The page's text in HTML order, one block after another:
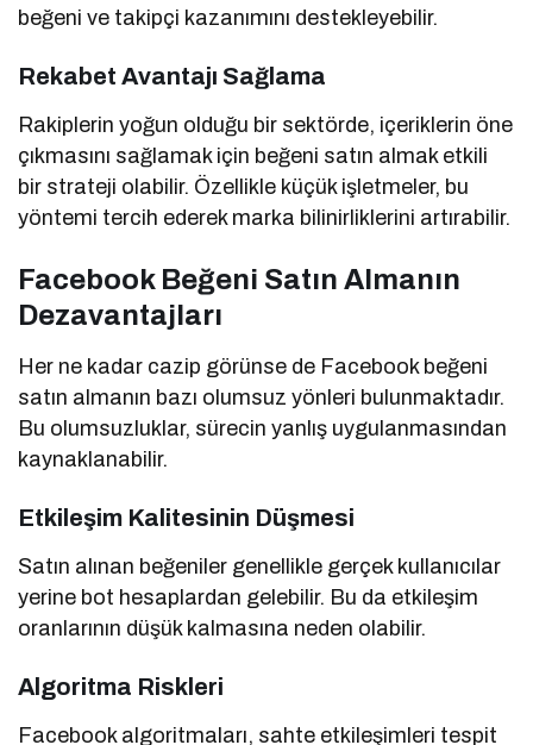
beğeni ve takipçi kazanımını destekleyebilir.
Rekabet Avantajı Sağlama
Rakiplerin yoğun olduğu bir sektörde, içeriklerin öne
çıkmasını sağlamak için beğeni satın almak etkili
bir strateji olabilir. Özellikle küçük işletmeler, bu
yöntemi tercih ederek marka bilinirliklerini artırabilir.
Facebook Beğeni Satın Almanın
Dezavantajları
Her ne kadar cazip görünse de Facebook beğeni
satın almanın bazı olumsuz yönleri bulunmaktadır.
Bu olumsuzluklar, sürecin yanlış uygulanmasından
kaynaklanabilir.
Etkileşim Kalitesinin Düşmesi
Satın alınan beğeniler genellikle gerçek kullanıcılar
yerine bot hesaplardan gelebilir. Bu da etkileşim
oranlarının düşük kalmasına neden olabilir.
Algoritma Riskleri
Facebook algoritmaları, sahte etkileşimleri tespit